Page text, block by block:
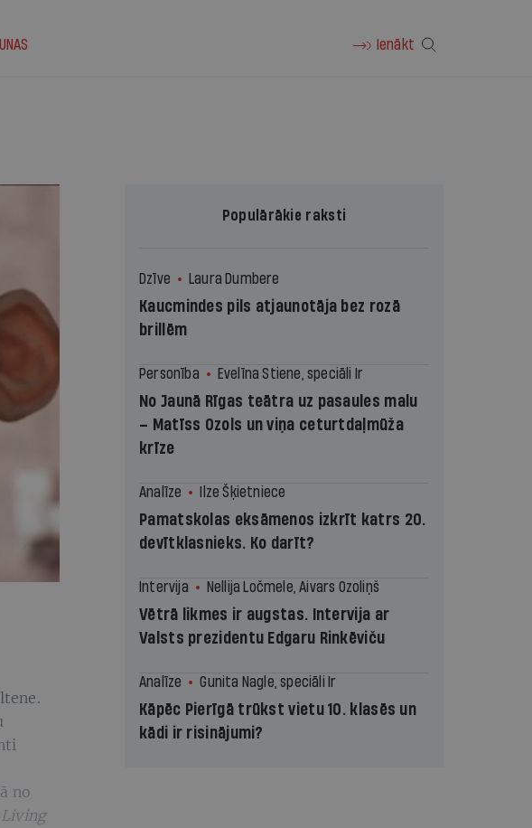
Ienākt
no
Populārākie raksti
Dzīve Laura Dumbere
Kaucmindes pils atjaunotāja bez rozā
brillēm
Personība Evelīna Stiene, speciāli Ir
No Jaunā Rīgas teātra uz pasaules malu
– Matīss Ozols un viņa ceturtdaļmūža
krīze
Analīze Ilze Šķietniece
Pamatskolas eksāmenos izkrīt katrs 20.
devītklasnieks. Ko darīt?
Intervija Nellija Ločmele, Aivars Ozoliņš
Vētrā likmes ir augstas. Intervija ar
Valsts prezidentu Edgaru Rinkēviču
Analīze Gunita Nagle, speciāli Ir
Kāpēc Pierīgā trūkst vietu 10. klasēs un
kādi ir risinājumi?